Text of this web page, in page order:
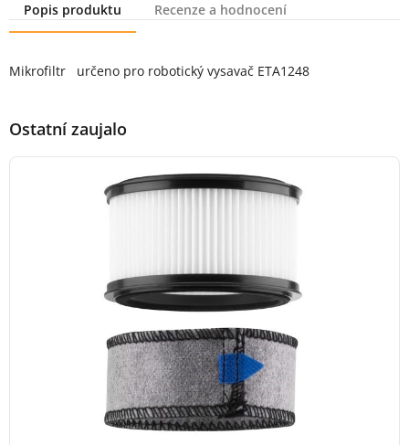
Popis produktu
Recenze a hodnocení
Mikrofiltr určeno pro robotický vysavač ETA1248
Ostatní zaujalo